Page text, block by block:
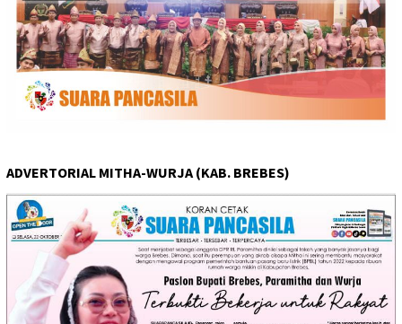
ADVERTORIAL MITHA-WURJA (KAB. BREBES)